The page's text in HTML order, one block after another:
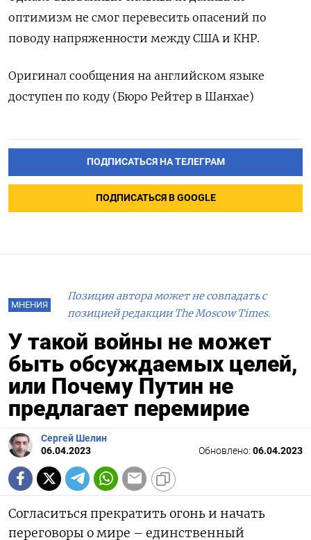
оптимизм не смог перевесить опасений по
поводу напряженности между США и КНР.
Оригинал сообщения на английском языке
доступен по коду (Бюро Рейтер в Шанхае)
ПОДПИСАТЬСЯ НА ТЕЛЕГРАМ
ПОДПИСАТЬСЯ В GOOGLE
МНЕНИЯ
Позиция автора может не совпадать с
позицией редакции The Moscow Times.
У такой войны не может
быть обсуждаемых целей,
или Почему Путин не
предлагает перемирие
Сергей Шелин
06.04.2023
Обновлено: 06.04.2023
Согласиться прекратить огонь и начать
переговоры о мире – единственный